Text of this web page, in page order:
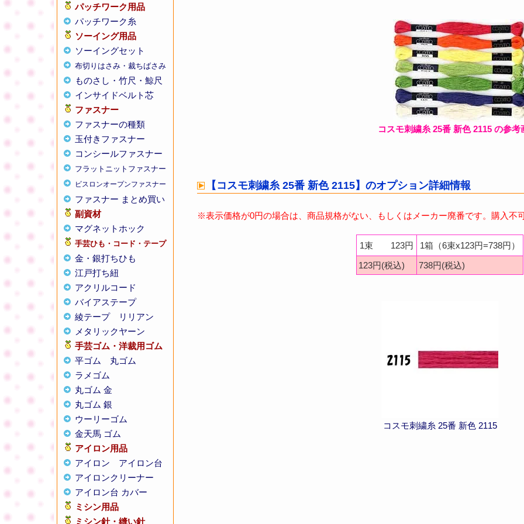
パッチワーク用品
パッチワーク糸
ソーイング用品
ソーイングセット
布切りはさみ・裁ちばさみ
ものさし・竹尺・鯨尺
インサイドベルト芯
ファスナー
ファスナーの種類
玉付きファスナー
コンシールファスナー
フラットニットファスナー
ビスロンオープンファスナー
ファスナー まとめ買い
副資材
マグネットホック
手芸ひも・コード・テープ
金・銀打ちひも
江戸打ち紐
アクリルコード
バイアステープ
綾テープ
リリアン
メタリックヤーン
手芸ゴム・洋裁用ゴム
平ゴム
丸ゴム
ラメゴム
丸ゴム 金
丸ゴム 銀
ウーリーゴム
金天馬 ゴム
アイロン用品
アイロン
アイロン台
アイロンクリーナー
アイロン台 カバー
ミシン用品
ミシン針・縫い針
コスモ刺繍糸 25番 新色 2115 の参考